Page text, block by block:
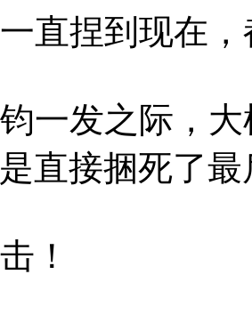
直捏到现在，
一发之际，大
直接捆死了
！